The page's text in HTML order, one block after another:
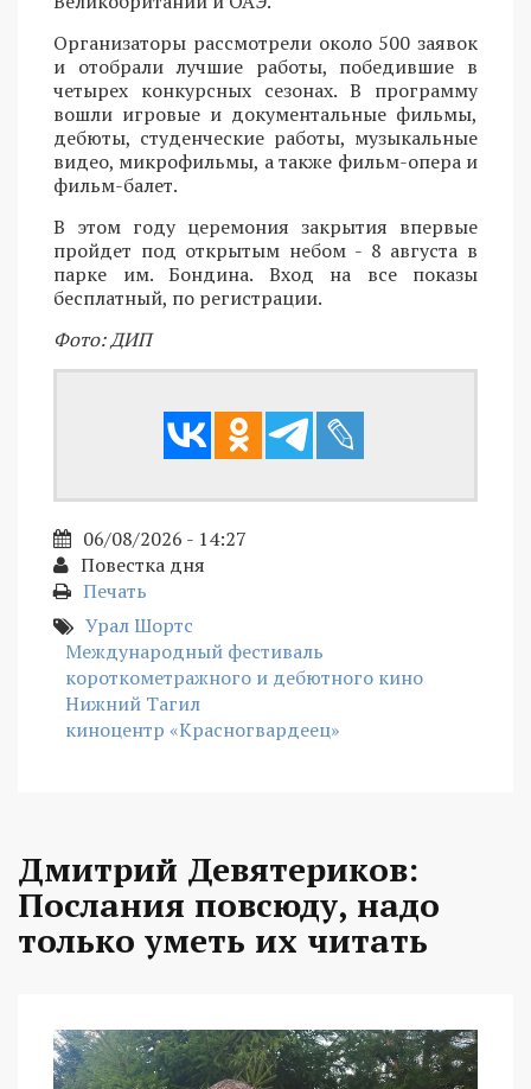
Организаторы рассмотрели около 500 заявок
и отобрали лучшие работы, победившие в
четырех конкурсных сезонах. В программу
вошли игровые и документальные фильмы,
дебюты, студенческие работы, музыкальные
видео, микрофильмы, а также фильм-опера и
фильм-балет.
В этом году церемония закрытия впервые
пройдет под открытым небом - 8 августа в
парке им. Бондина. Вход на все показы
бесплатный, по регистрации.
Фото: ДИП
06/08/2026 - 14:27
Повестка дня
Печать
Урал Шортс
Международный фестиваль
короткометражного и дебютного кино
Нижний Тагил
киноцентр «Красногвардеец»
Дмитрий Девятериков:
Послания повсюду, надо
только уметь их читать